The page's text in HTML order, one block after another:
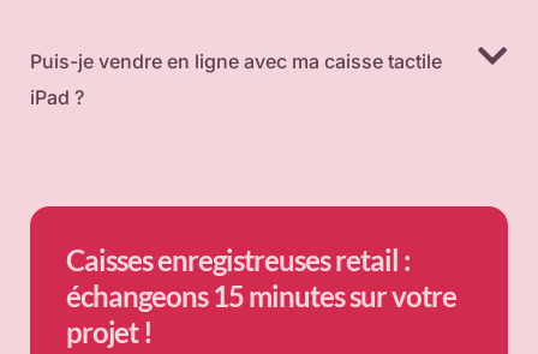
Puis-je vendre en ligne avec ma caisse tactile
iPad ?
Caisses enregistreuses retail :
échangeons 15 minutes sur votre
projet !